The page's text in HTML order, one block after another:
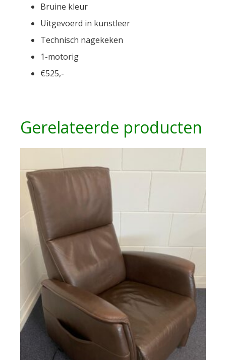
Bruine kleur
Uitgevoerd in kunstleer
Technisch nagekeken
1-motorig
€525,-
Gerelateerde producten